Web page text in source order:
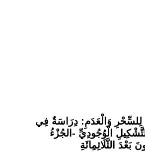
لِلسِّحْرِ وَالْعَدَمِ: دِرَاسَةٌ فِي
الْوُجُودِيِّ -الجُزْءُ